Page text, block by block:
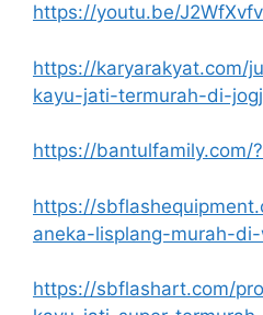
https://youtu.be/
https://karyarakyat.com/
kayu-jati-termurah-di-
https://bantulfamily.com/
https://
aneka-lisplang-murah-
https://sbflashart.com/